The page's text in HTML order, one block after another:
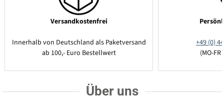
Versandkostenfrei
Innerhalb von Deutschland als Paketversand
ab 100,- Euro Bestellwert
+49 (0)
(MO-
Über uns